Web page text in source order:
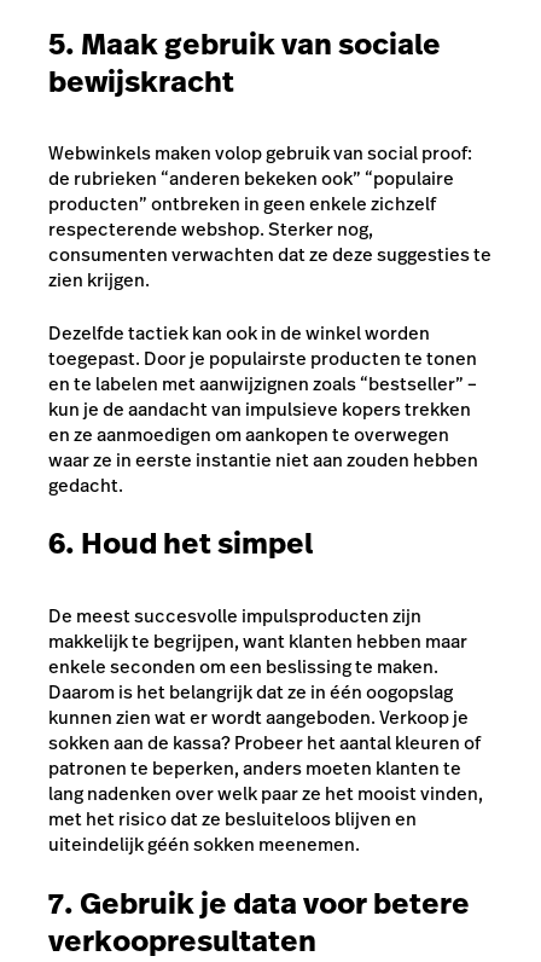
5. Maak gebruik van sociale
bewijskracht
Webwinkels maken volop gebruik vansocial proof:
de rubrieken “anderen bekeken ook” “populaire
producten” ontbreken in geen enkele zichzelf
respecterende webshop. Sterker nog,
consumenten verwachten dat ze deze suggesties te
zien krijgen.
Dezelfde tactiek kan ook in de winkel worden
toegepast. Door je populairste producten te tonen
en te labelen met aanwijzignen zoals “bestseller” –
kun je de aandacht van impulsieve kopers trekken
en ze aanmoedigen om aankopen te overwegen
waar ze in eerste instantie niet aan zouden hebben
gedacht.
6. Houd het simpel
De meest succesvolle impulsproducten zijn
makkelijk te begrijpen, want klanten hebben maar
enkele seconden om een beslissing te maken.
Daarom is het belangrijk dat ze in één oogopslag
kunnen zien wat er wordt aangeboden. Verkoop je
sokken aan de kassa? Probeer het aantal kleuren of
patronen te beperken, anders moeten klanten te
lang nadenken over welk paar ze het mooist vinden,
met het risico dat ze besluiteloos blijven en
uiteindelijk géén sokken meenemen.
7. Gebruik je data voor betere
verkoopresultaten